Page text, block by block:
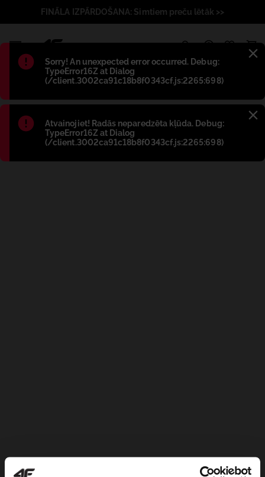
Błąd:
Sorry! An unexpected error occurred. Debug:
TypeError16Z at Dialog
(/client.3002ca91c18b8f0343cf.js:2265:698)
Błąd:
Atvainojiet! Radās neparedzēta kļūda. Debug:
TypeError16Z at Dialog
(/client.3002ca91c18b8f0343cf.js:2265:698)
FINĀLA IZPĀRDOŠANA: Simtiem preču lētāk >>